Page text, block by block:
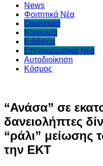
News
Φοιτητικά Νέα
Οικονομία
Κοινωνία
Ειδήσεις
Επιχειρηματικά Νέα
Αυτοδιοίκηση
Κόσμος
“Ανάσα” σε
δανειολήπτες
“ράλι” μείωσης
την ΕΚΤ